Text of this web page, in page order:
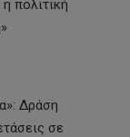
πολιτική
Δράση
σε